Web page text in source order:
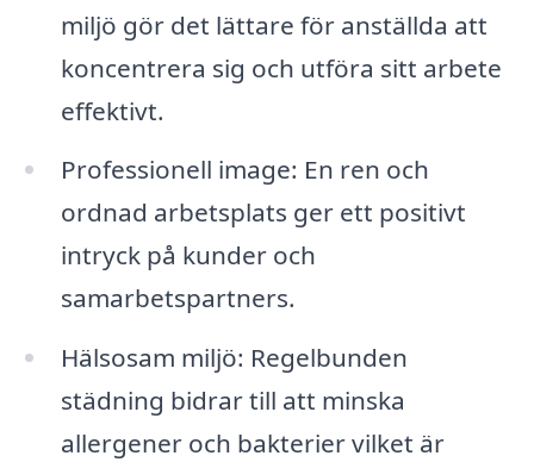
miljö gör det lättare för anställda att
koncentrera sig och utföra sitt arbete
effektivt.
Professionell image: En ren och
ordnad arbetsplats ger ett positivt
intryck på kunder och
samarbetspartners.
Hälsosam miljö: Regelbunden
städning bidrar till att minska
allergener och bakterier vilket är